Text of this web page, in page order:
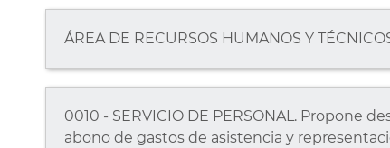
ÁREA DE RECURSOS HUMANOS Y
0010 - SERVICIO DE PERSONAL. Propone
abono de gastos de asistencia y